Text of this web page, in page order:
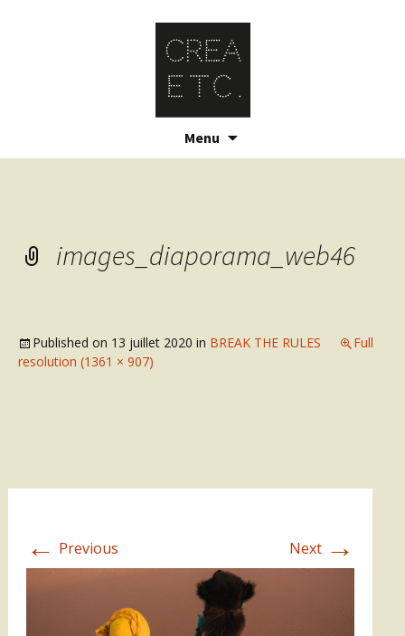
Menu
images_diaporama_web46
Published on 13 juillet 2020 in BREAK THE RULES
Full
resolution (1361 × 907)
← Previous Next →